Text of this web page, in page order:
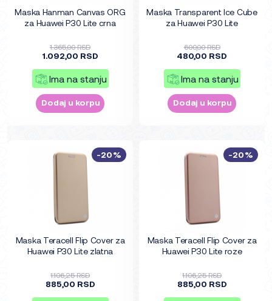
Maska Hanman Canvas ORG
za Huawei P30 Lite crna
1.365,00 RSD
1.092,00 RSD
Ima na stanju
Dodaj u korpu
Maska Transparent Ice Cube
za Huawei P30 Lite
600,00 RSD
480,00 RSD
Ima na stanju
Dodaj u korpu
Maska Teracell Flip Cover za
Huawei P30 Lite zlatna
1.106,25 RSD
885,00 RSD
-20%
Maska Teracell Flip Cover za
Huawei P30 Lite roze
1.106,25 RSD
885,00 RSD
-20%